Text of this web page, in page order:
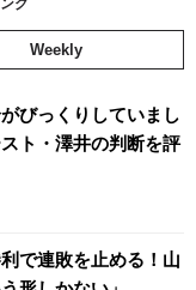
グ
Weekly
びっくりしていまし
ト・澤井の判断を評
で連敗を止める！山